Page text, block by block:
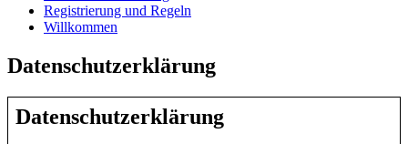
Registrierung und Regeln
Willkommen
Datenschutzerklärung
Datenschutzerklärung